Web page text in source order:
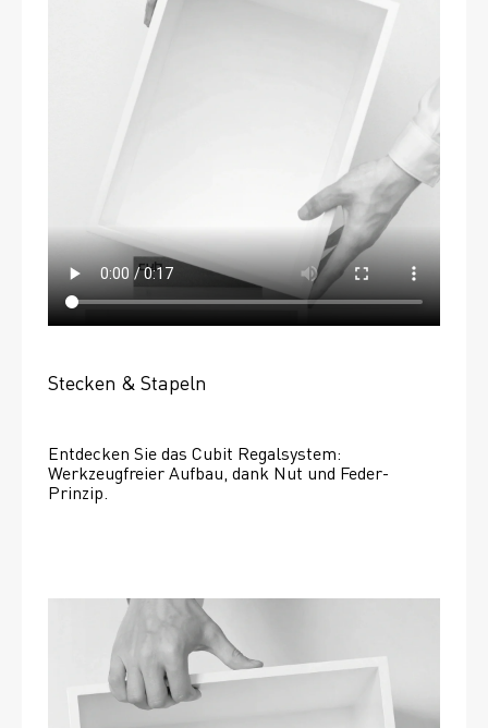
Stecken & Stapeln
Entdecken Sie das Cubit Regalsystem:
Werkzeugfreier Aufbau, dank Nut und Feder-
Prinzip.